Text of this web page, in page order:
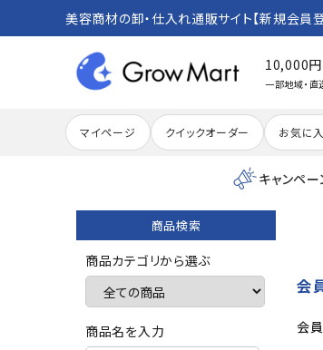
美容商材の卸・仕入れ通販サイト【新規会員
10,000円
一部地域・直
マイページ クイックオーダー お気に
キャンペー
search
ACCOUNT MENU
商品検索
商品カテゴリから選ぶ
商品名を入力
会
会